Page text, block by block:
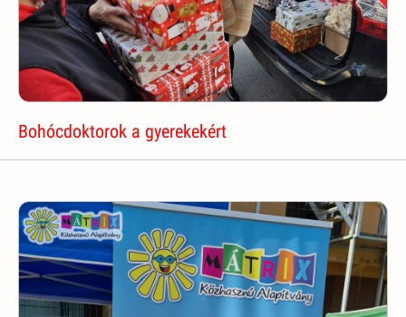
Bohócdoktorok a gyerekekért